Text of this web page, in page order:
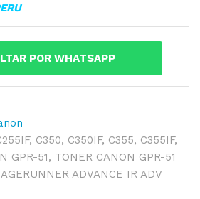
POR WHATSAPP
, C350, C350IF, C355, C355IF,
GPR-51, TONER CANON GPR-51
ADVANCE IR ADV